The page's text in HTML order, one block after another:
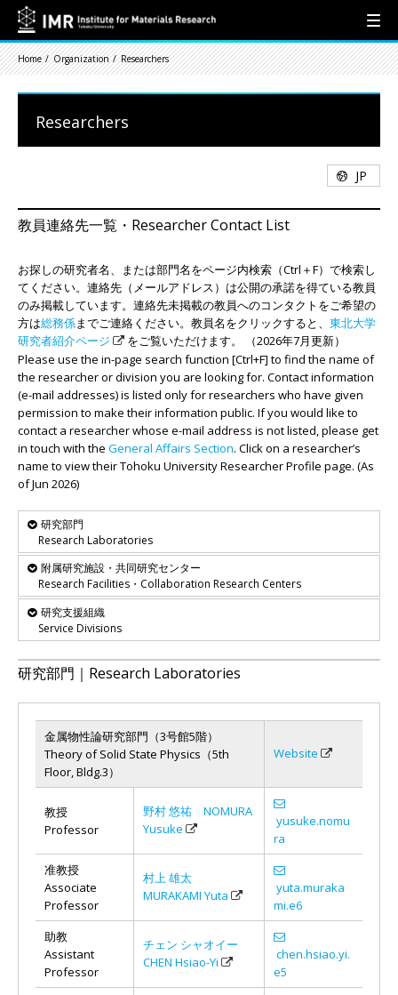
Home Organization Researchers
Researchers
JP
教員連絡先一覧・Researcher Contact List
お探しの研究者名、または部門名をページ内検索（Ctrl＋F）で検索し
てください。連絡先（メールアドレス）は公開の承諾を得ている教員
のみ掲載しています。連絡先未掲載の教員へのコンタクトをご希望の
方は総務係までご連絡ください。教員名をクリックすると、 東北大学
研究者紹介ページ
をご覧いただけます。 （2026年7月更新）
Please use the in-page search function [Ctrl+F] to find the name of
the researcher or division you are looking for. Contact information
(e-mail addresses) is listed only for researchers who have given
permission to make their information public. If you would like to
contact a researcher whose e-mail address is not listed, please get
in touch with the General Affairs Section. Click on a researcher’s
name to view their Tohoku University Researcher Profile page. (As
of Jun 2026)
研究部門
Research Laboratories
附属研究施設・共同研究センター
Research Facilities・Collaboration Research Centers
研究支援組織
Service Divisions
研究部門｜Research Laboratories
金属物性論研究部門（3号館5階）
Theory of Solid State Physics（5th
Floor, Bldg.3）
Website
教授
Professor
野村 悠祐 NOMURA
Yusuke
yusuke.nomu
ra
准教授
Associate
Professor
村上 雄太
MURAKAMI Yuta
yuta.muraka
mi.e6
助教
Assistant
Professor
チェン シャオイー
CHEN Hsiao-Yi
chen.hsiao.yi.
e5